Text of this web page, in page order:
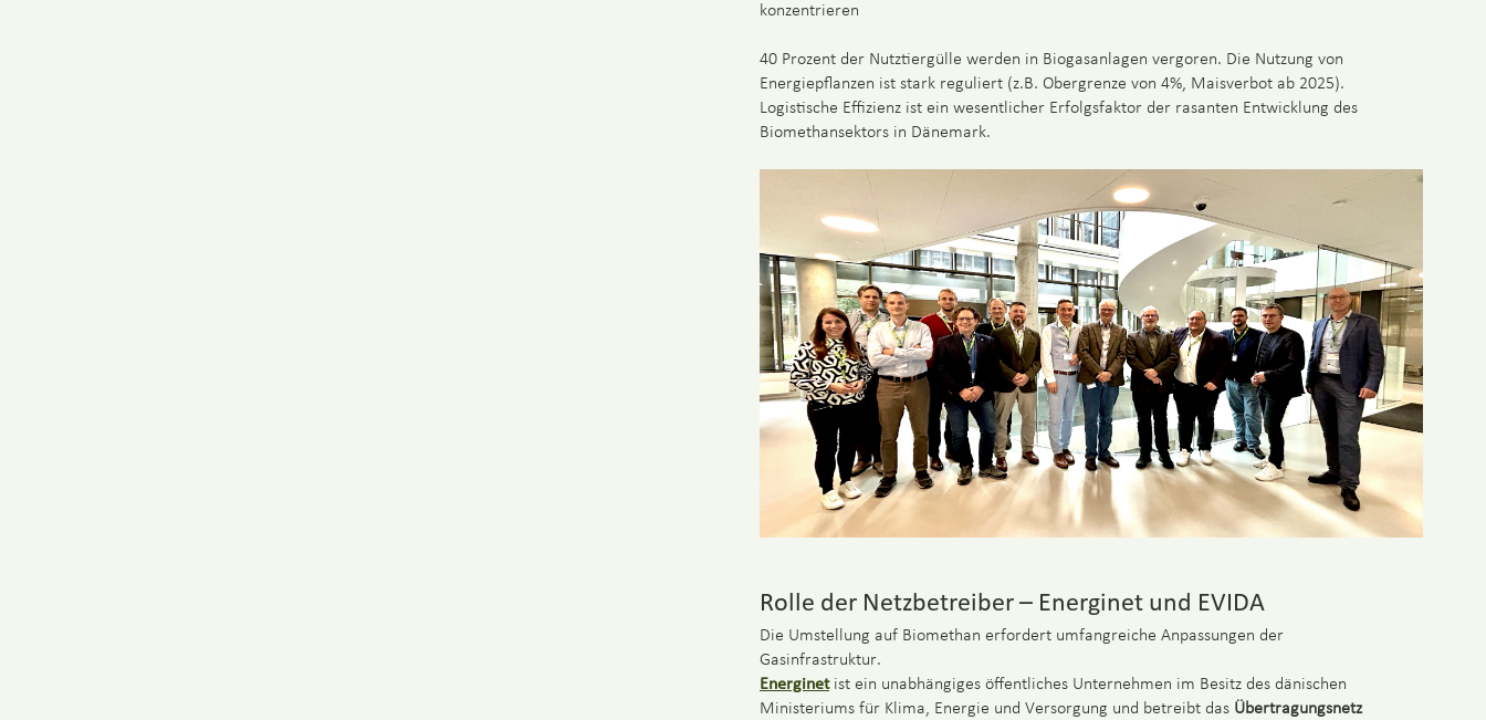
konzentrieren
40 Prozent der Nutztiergülle werden in Biogasanlagen vergoren. Die Nutzung von
Energiepflanzen ist stark reguliert (z.B. Obergrenze von 4%, Maisverbot ab 2025).
Logistische Effizienz ist ein wesentlicher Erfolgsfaktor der rasanten Entwicklung des
Biomethansektors in Dänemark.
Rolle der Netzbetreiber – Energinet und EVIDA
Die Umstellung auf Biomethan erfordert umfangreiche Anpassungen der
Gasinfrastruktur.
Energinet ist ein unabhängiges öffentliches Unternehmen im Besitz des dänischen
Ministeriums für Klima, Energie und Versorgung und betreibt das Übertragungsnetz